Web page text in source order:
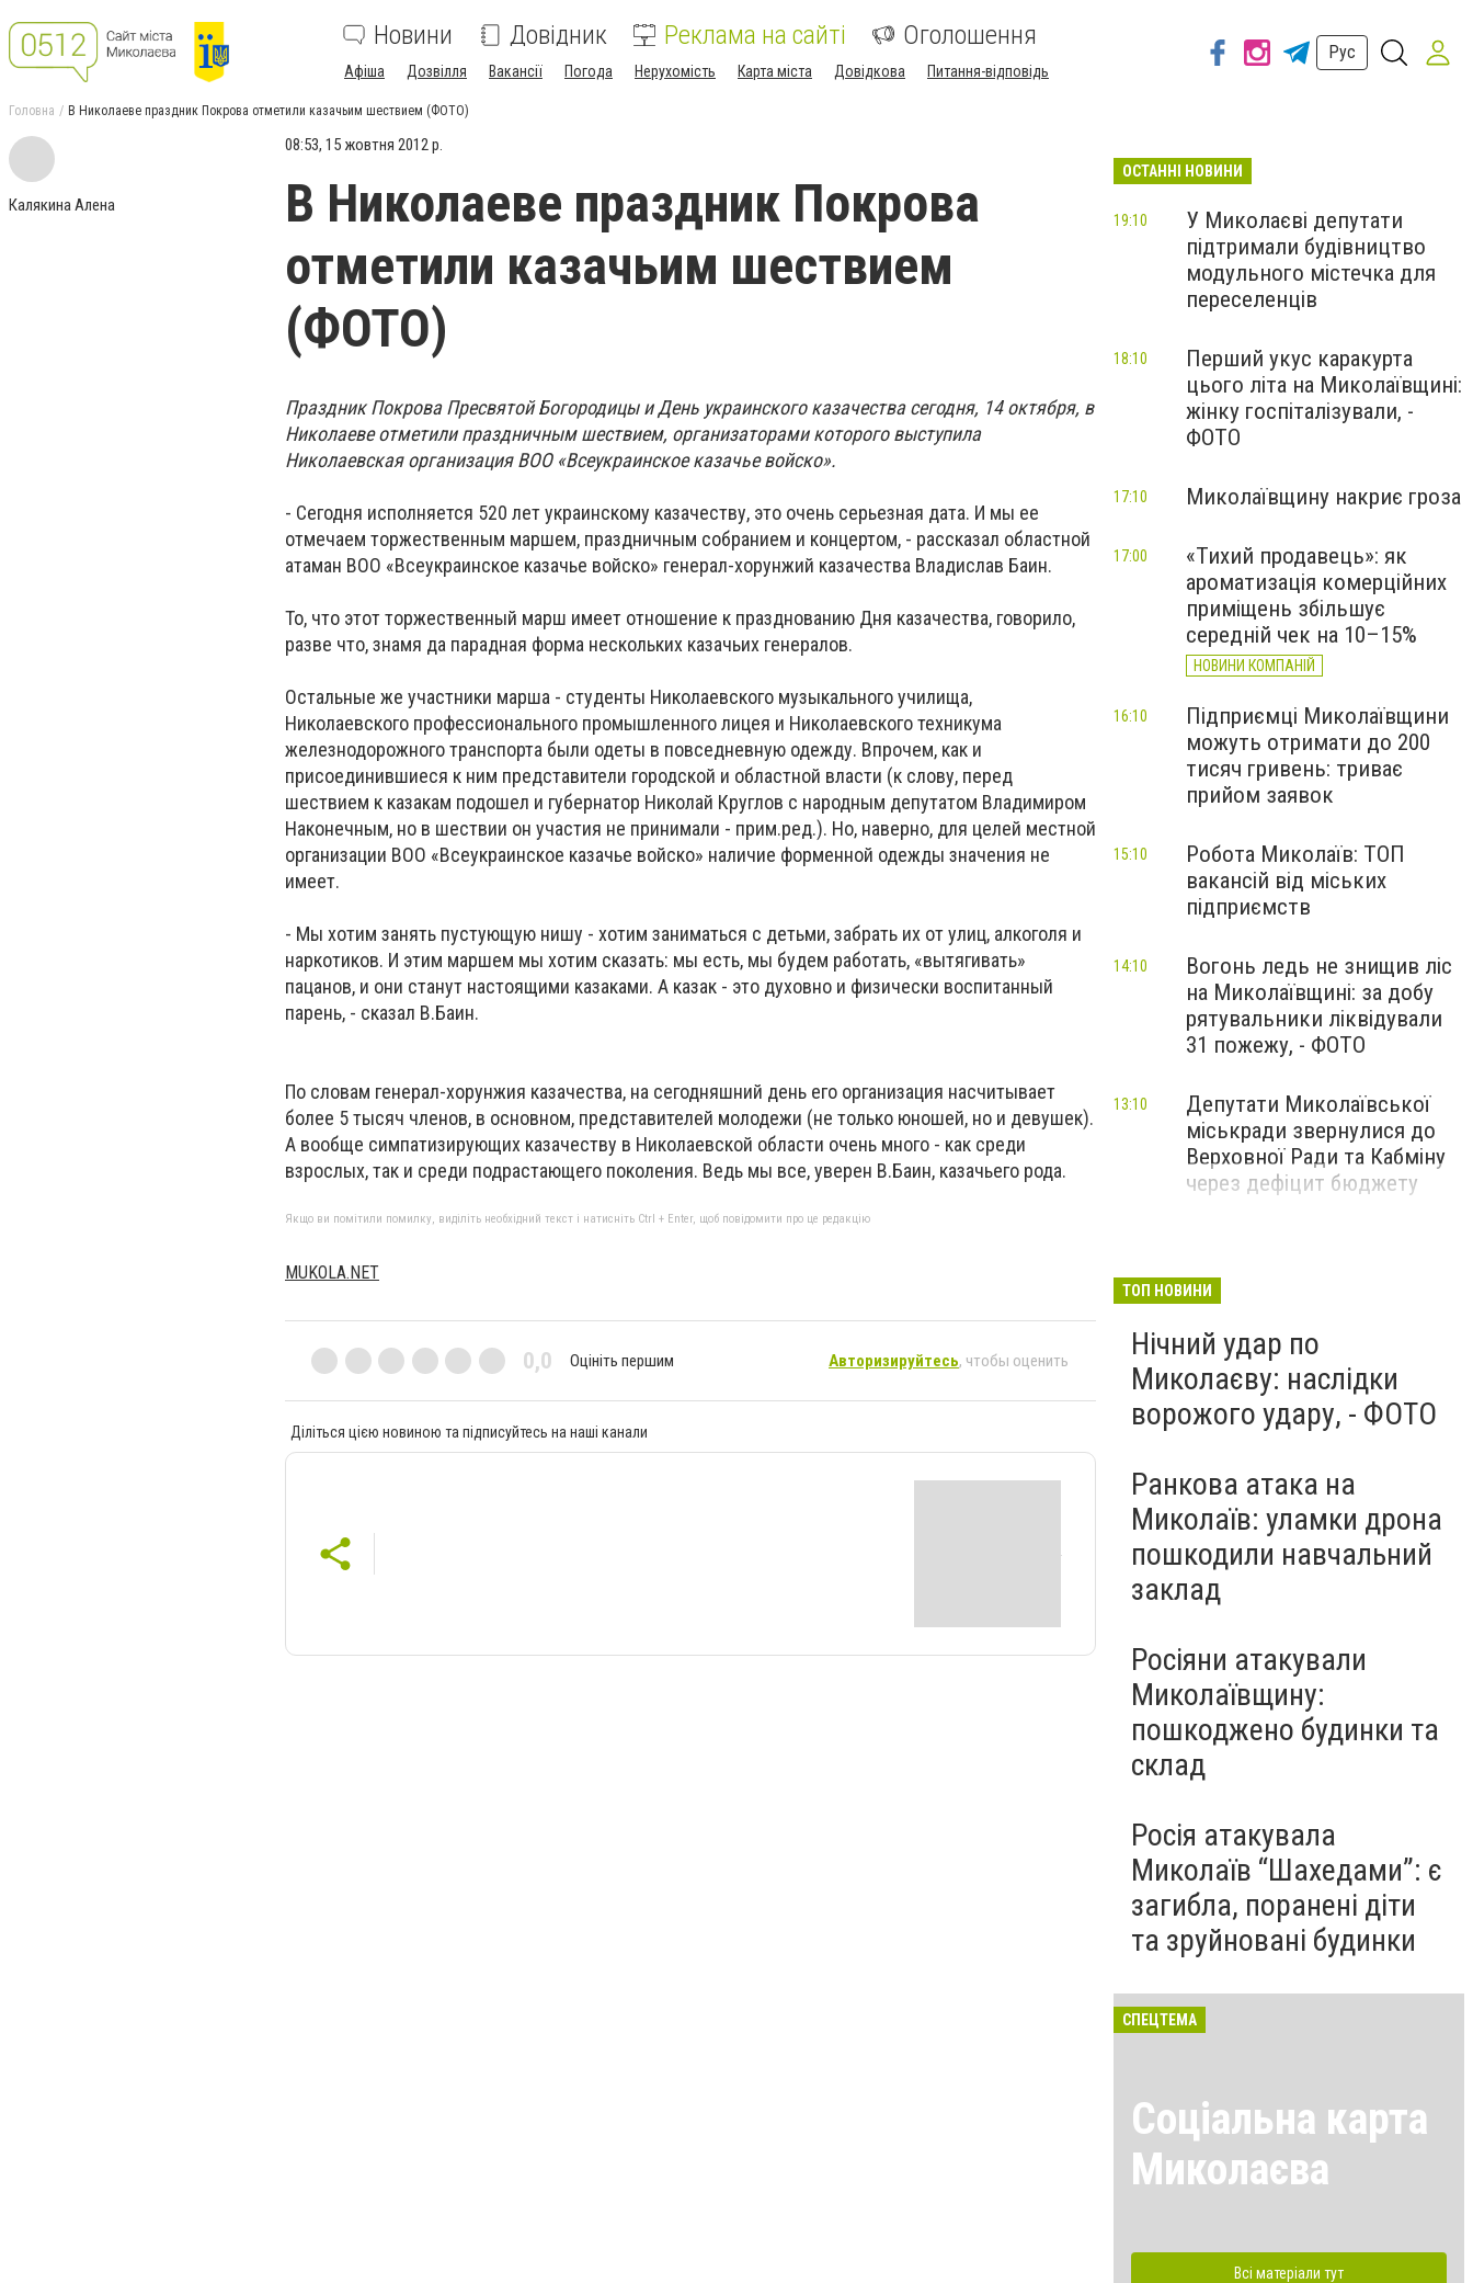
Новини Довідник Реклама на сайті Оголошення
Афіша Дозвілля Вакансії Погода Нерухомість Карта міста Довідкова Питання-відповідь
Рус
Головна В Николаеве праздник Покрова отметили казачьим шествием (ФОТО)
Калякина Алена
08:53, 15 жовтня 2012 р.
В Николаеве праздник Покрова
отметили казачьим шествием
(ФОТО)
Праздник Покрова Пресвятой Богородицы и День украинского казачества сегодня, 14 октября, в
Николаеве отметили праздничным шествием, организаторами которого выступила
Николаевская организация ВОО «Всеукраинское казачье войско».
- Сегодня исполняется 520 лет украинскому казачеству, это очень серьезная дата. И мы ее
отмечаем торжественным маршем, праздничным собранием и концертом, - рассказал областной
атаман ВОО «Всеукраинское казачье войско» генерал-хорунжий казачества Владислав Баин.
То, что этот торжественный марш имеет отношение к празднованию Дня казачества, говорило,
разве что, знамя да парадная форма нескольких казачьих генералов.
Остальные же участники марша - студенты Николаевского музыкального училища,
Николаевского профессионального промышленного лицея и Николаевского техникума
железнодорожного транспорта были одеты в повседневную одежду. Впрочем, как и
присоединившиеся к ним представители городской и областной власти (к слову, перед
шествием к казакам подошел и губернатор Николай Круглов с народным депутатом Владимиром
Наконечным, но в шествии он участия не принимали - прим.ред.). Но, наверно, для целей местной
организации ВОО «Всеукраинское казачье войско» наличие форменной одежды значения не
имеет.
- Мы хотим занять пустующую нишу - хотим заниматься с детьми, забрать их от улиц, алкоголя и
наркотиков. И этим маршем мы хотим сказать: мы есть, мы будем работать, «вытягивать»
пацанов, и они станут настоящими казаками. А казак - это духовно и физически воспитанный
парень, - сказал В.Баин.
По словам генерал-хорунжия казачества, на сегодняшний день его организация насчитывает
более 5 тысяч членов, в основном, представителей молодежи (не только юношей, но и девушек).
А вообще симпатизирующих казачеству в Николаевской области очень много - как среди
взрослых, так и среди подрастающего поколения. Ведь мы все, уверен В.Баин, казачьего рода.
Якщо ви помітили помилку, виділіть необхідний текст і натисніть Ctrl + Enter, щоб повідомити про це редакцію
MUKOLA.NET
0,0 Оцініть першим Авторизируйтесь, чтобы оценить
Діліться цією новиною та підписуйтесь на наші канали
ОСТАННІ НОВИНИ
У Миколаєві депутати
підтримали будівництво
модульного містечка для
переселенців
19:10
Перший укус каракурта
цього літа на Миколаївщині:
жінку госпіталізували, -
ФОТО
18:10
Миколаївщину накриє гроза
17:10
«Тихий продавець»: як
ароматизація комерційних
приміщень збільшує
середній чек на 10–15%
НОВИНИ КОМПАНІЙ
17:00
Підприємці Миколаївщини
можуть отримати до 200
тисяч гривень: триває
прийом заявок
16:10
Робота Миколаїв: ТОП
вакансій від міських
підприємств
15:10
Вогонь ледь не знищив ліс
на Миколаївщині: за добу
рятувальники ліквідували
31 пожежу, - ФОТО
14:10
Депутати Миколаївської
міськради звернулися до
Верховної Ради та Кабміну
через дефіцит бюджету
13:10
ТОП НОВИНИ
Нічний удар по
Миколаєву: наслідки
ворожого удару, - ФОТО
Ранкова атака на
Миколаїв: уламки дрона
пошкодили навчальний
заклад
Росіяни атакували
Миколаївщину:
пошкоджено будинки та
склад
Росія атакувала
Миколаїв “Шахедами”: є
загибла, поранені діти
та зруйновані будинки
СПЕЦТЕМА
Соціальна карта
Миколаєва
Всі матеріали тут